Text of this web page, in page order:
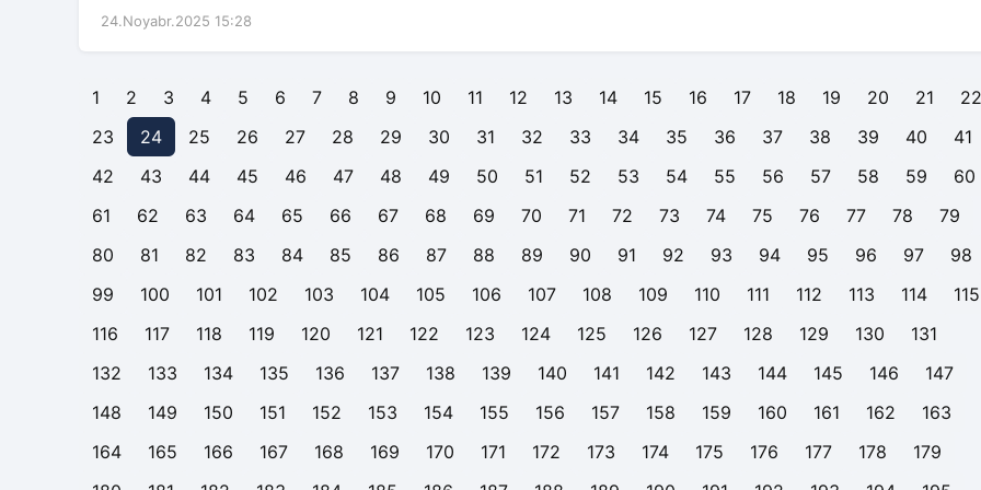
24.Noyabr.2025 15:28
1 2 3 4 5 6 7 8 9 10 11 12 13 14 15 16 17 18 19 20 21
22
23
24 25 26 27 28 29 30 31 32 33 34 35 36 37 38 39 40
41
42
43 44 45 46 47 48 49 50 51 52 53 54 55 56 57 58 59
60
61
62 63 64 65 66 67 68 69 70 71 72 73 74 75 76 77 78
79
80
81 82 83 84 85 86 87 88 89 90 91 92 93 94 95 96 97
98
99
100 101 102 103 104 105 106 107 108 109 110 111 112 113 114
115
116
117 118 119 120 121 122 123 124 125 126 127 128 129 130
131
132
133 134 135 136 137 138 139 140 141 142 143 144 145 146
147
148
149 150 151 152 153 154 155 156 157 158 159 160 161 162
163
164
165 166 167 168 169 170 171 172 173 174 175 176 177 178
179